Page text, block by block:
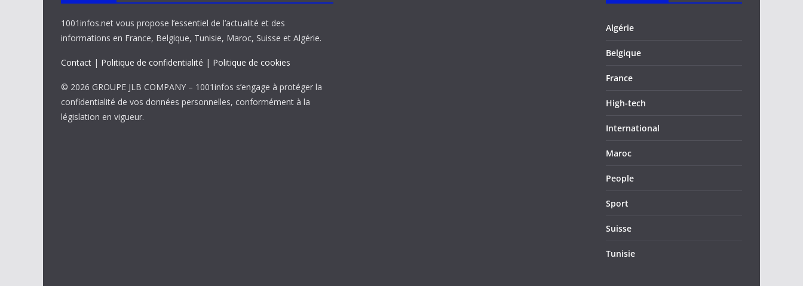
1001infos.net vous propose l’essentiel de l’actualité et des
informations en France, Belgique, Tunisie, Maroc, Suisse et Algérie.
Contact | Politique de confidentialité | Politique de cookies
© 2026 GROUPE JLB COMPANY – 1001infos s’engage à protéger la
confidentialité de vos données personnelles, conformément à la
législation en vigueur.
Algérie
Belgique
France
High-tech
International
Maroc
People
Sport
Suisse
Tunisie